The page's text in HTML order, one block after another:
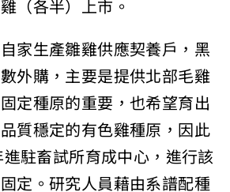
家生產雛雞供應契養戶，黑
外購，主要是提供北部毛雞
定種原的重要，也希望育出
質穩定的有色雞種原，因此
駐畜試所育成中心，進行該